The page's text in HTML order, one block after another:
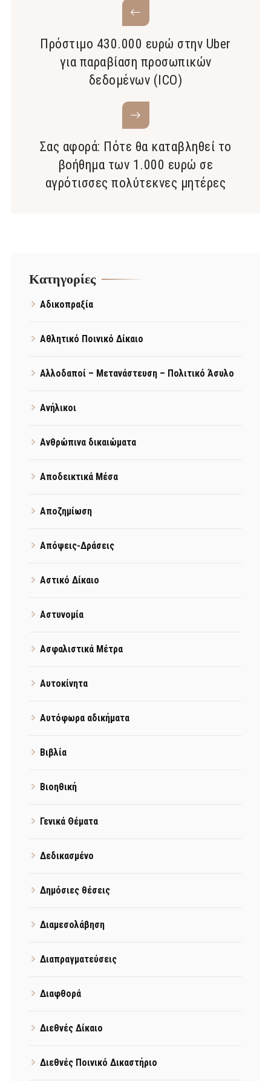
Πρόστιμο 430.000 ευρώ στην Uber
για παραβίαση προσωπικών
δεδομένων (ICO)
Σας αφορά: Πότε θα καταβληθεί το
βοήθημα των 1.000 ευρώ σε
αγρότισσες πολύτεκνες μητέρες
Kατηγορίες
Αδικοπραξία
Αθλητικό Ποινικό Δίκαιο
Αλλοδαποί – Μετανάστευση – Πολιτικό Άσυλο
Ανήλικοι
Ανθρώπινα δικαιώματα
Αποδεικτικά Μέσα
Αποζημίωση
Απόψεις-Δράσεις
Αστικό Δίκαιο
Αστυνομία
Ασφαλιστικά Μέτρα
Αυτοκίνητα
Αυτόφωρα αδικήματα
Βιβλία
Βιοηθική
Γενικά Θέματα
Δεδικασμένο
Δημόσιες θέσεις
Διαμεσολάβηση
Διαπραγματεύσεις
Διαφθορά
Διεθνές Δίκαιο
Διεθνές Ποινικό Δικαστήριο